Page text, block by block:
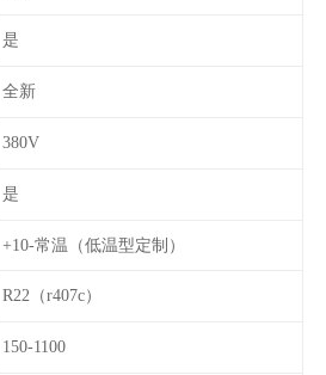
是
全新
380V
是
+10-常温（低温型定制）
R22（r407c）
150-1100